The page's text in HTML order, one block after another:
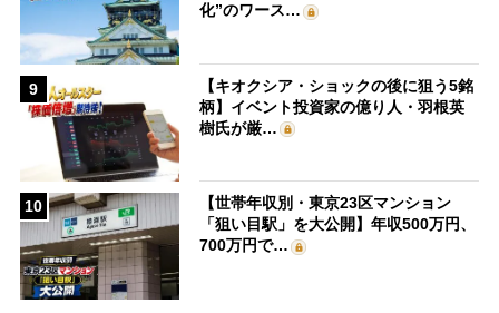
化”のワース…
9
【キオクシア・ショックの後に狙う5銘
柄】イベント投資家の億り人・羽根英
樹氏が厳…
10
【世帯年収別・東京23区マンション
「狙い目駅」を大公開】年収500万円、
700万円で…